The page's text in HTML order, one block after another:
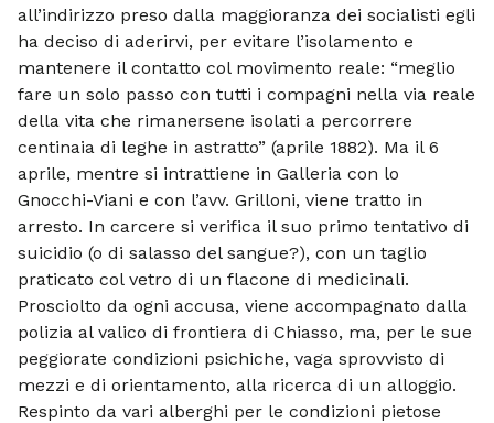
all’indirizzo preso dalla maggioranza dei socialisti egli
ha de­ciso di aderirvi, per evitare l’isolamento e
mantenere il contatto col movimento reale: “meglio
fare un solo passo con tutti i compagni nella via reale
della vita che rimanersene isolati a percorrere
centinaia di leghe in astratto” (aprile 1882). Ma il 6
aprile, mentre si intrattiene in Gal­leria con lo
Gnocchi-Viani e con l’avv. Grilloni, viene tratto in
arresto. In car­cere si verifica il suo primo tentativo di
suicidio (o di salasso del sangue?), con un taglio
praticato col vetro di un flacone di medicinali.
Prosciolto da ogni accusa, viene accompagnato dalla
polizia al valico di frontiera di Chiasso, ma, per le sue
peggiorate condizioni psichiche, vaga sprovvisto di
mezzi e di orientamento, alla ricerca di un alloggio.
Respinto da vari al­berghi per le condizioni pietose